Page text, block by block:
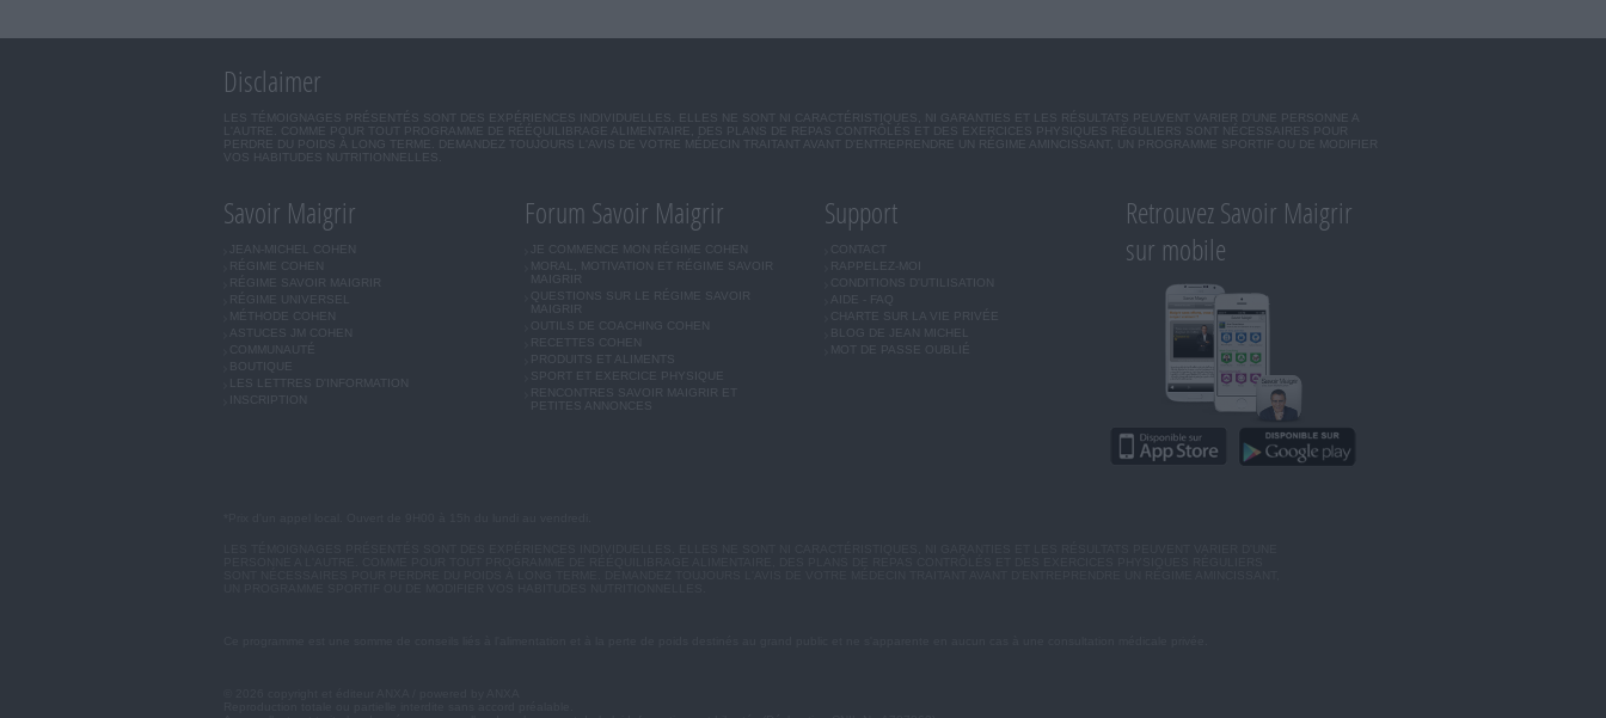
Disclaimer
LES TÉMOIGNAGES PRÉSENTÉS SONT DES EXPÉRIENCES INDIVIDUELLES. ELLES NE SONT NI CARACTÉRISTIQUES, NI GARANTIES ET LES RÉSULTATS PEUVENT VARIER D'UNE PERSONNE A
L'AUTRE. COMME POUR TOUT PROGRAMME DE RÉÉQUILIBRAGE ALIMENTAIRE, DES PLANS DE REPAS CONTRÔLÉS ET DES EXERCICES PHYSIQUES RÉGULIERS SONT NÉCESSAIRES POUR
PERDRE DU POIDS À LONG TERME. DEMANDEZ TOUJOURS L'AVIS DE VOTRE MÉDECIN TRAITANT AVANT D'ENTREPRENDRE UN RÉGIME AMINCISSANT, UN PROGRAMME SPORTIF OU DE MODIFIER
VOS HABITUDES NUTRITIONNELLES.
Savoir Maigrir
JEAN-MICHEL COHEN
RÉGIME COHEN
RÉGIME SAVOIR MAIGRIR
RÉGIME UNIVERSEL
MÉTHODE COHEN
ASTUCES JM COHEN
COMMUNAUTÉ
BOUTIQUE
LES LETTRES D'INFORMATION
INSCRIPTION
Forum Savoir Maigrir
JE COMMENCE MON RÉGIME COHEN
MORAL, MOTIVATION ET RÉGIME SAVOIR
MAIGRIR
QUESTIONS SUR LE RÉGIME SAVOIR
MAIGRIR
OUTILS DE COACHING COHEN
RECETTES COHEN
PRODUITS ET ALIMENTS
SPORT ET EXERCICE PHYSIQUE
RENCONTRES SAVOIR MAIGRIR ET
PETITES ANNONCES
Support
CONTACT
RAPPELEZ-MOI
CONDITIONS D'UTILISATION
AIDE - FAQ
CHARTE SUR LA VIE PRIVÉE
BLOG DE JEAN MICHEL
MOT DE PASSE OUBLIÉ
Retrouvez Savoir Maigrir
sur mobile